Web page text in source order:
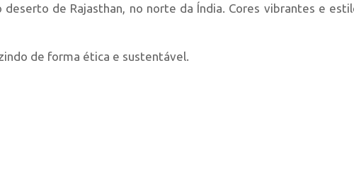
de Rajasthan, no norte da Índia. Cores vibrantes e
de forma ética e sustentável.